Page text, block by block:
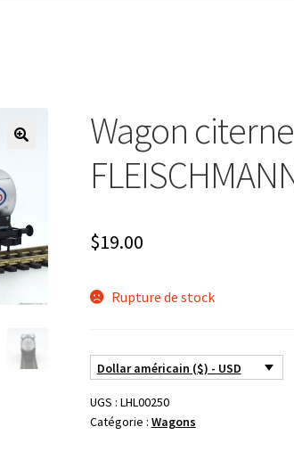
Wagon
$19.00
Rupture de stock
Dollar américain ($) - USD
UGS : LHL00250
Catégorie : Wagons